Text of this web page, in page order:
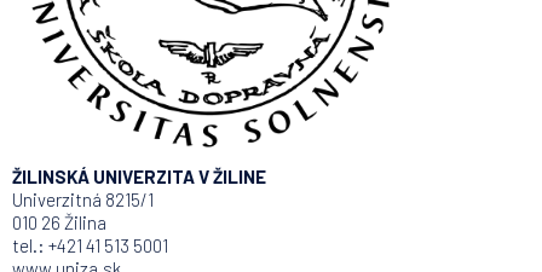
ŽILINSKÁ UNIVERZITA V ŽILINE
Univerzitná 8215/1
010 26 Žilina
tel.: +421 41 513 5001